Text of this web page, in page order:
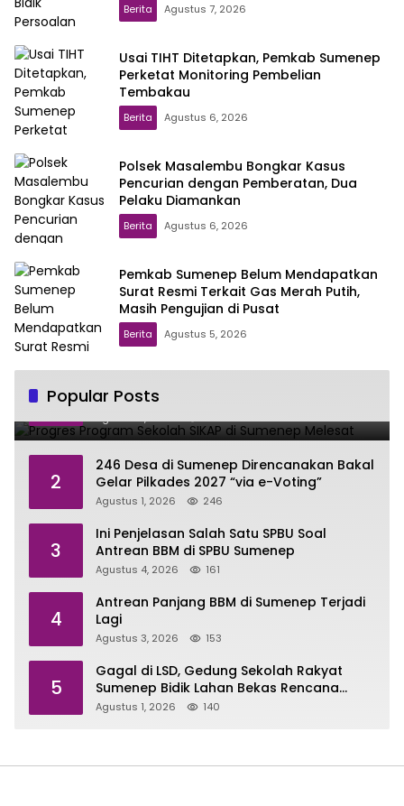
Berita Agustus 7, 2026
Usai TIHT Ditetapkan, Pemkab Sumenep
Perketat Monitoring Pembelian
Tembakau
Berita Agustus 6, 2026
Polsek Masalembu Bongkar Kasus
Pencurian dengan Pemberatan, Dua
Pelaku Diamankan
Berita Agustus 6, 2026
Pemkab Sumenep Belum Mendapatkan
Surat Resmi Terkait Gas Merah Putih,
Masih Pengujian di Pusat
Berita Agustus 5, 2026
Popular Posts
1
Sumenep Melesat
2
246 Desa di Sumenep Direncanakan Bakal
Gelar Pilkades 2027 “via e-Voting”
Agustus 1, 2026 246
3
Ini Penjelasan Salah Satu SPBU Soal
Antrean BBM di SPBU Sumenep
Agustus 4, 2026 161
4
Antrean Panjang BBM di Sumenep Terjadi
Lagi
Agustus 3, 2026 153
5
Gagal di LSD, Gedung Sekolah Rakyat
Sumenep Bidik Lahan Bekas Rencana
Sport Center
Agustus 1, 2026 140